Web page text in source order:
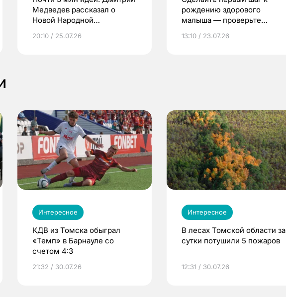
Медведев рассказал о
Новой Народной
20:10 / 25.07.26
рождению здорового
малыша — проверьте
по ОМС!
13:10 / 23.07.26
Интересное
КДВ из Томска обыграл
«Темп» в Барнауле со
счетом 4:3
21:32 / 30.07.26
Интересное
В лесах Томской области за
сутки потушили 5 пожаров
12:31 / 30.07.26